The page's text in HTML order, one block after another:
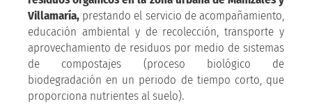
Villamaría, prestando el servicio de acompañamiento,
educación ambiental y de recolección, transporte y
aprovechamiento de residuos por medio de sistemas
de compostajes (proceso biológico de
biodegradación en un periodo de tiempo corto, que
proporciona nutrientes al suelo).